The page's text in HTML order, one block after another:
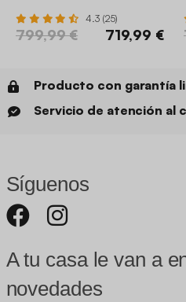
4.3 (25)
799,99 € 719,99 €
Producto con garantía
Servicio de atención al
Síguenos
A tu casa le van a
novedades